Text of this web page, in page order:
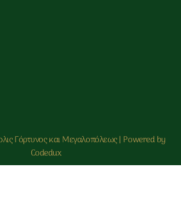
Γόρτυνος και Μεγαλοπόλεως | Powered by
Codedux